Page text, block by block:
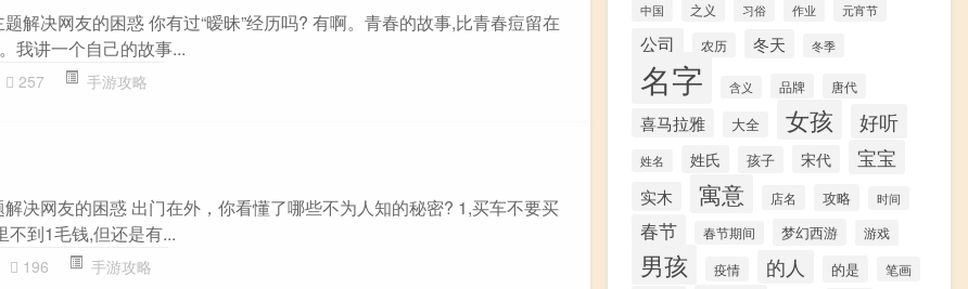
题解决网友的困惑 你有过“暧昧”经历吗? 有啊。青春的故事,比青春痘留在
我讲一个自己的故事...
257 手游攻略
解决网友的困惑 出门在外，你看懂了哪些不为人知的秘密? 1,买车不要买
不到1毛钱,但还是有...
196 手游攻略
中国 之义 习俗 作业 元宵节
公司 农历 冬天 冬季
名字 含义 品牌 唐代
喜马拉雅 大全 女孩 好听
姓名 姓氏 孩子 宋代 宝宝
实木 寓意 店名 攻略 时间
春节 春节期间 梦幻西游 游戏
男孩 疫情 的人 的是 笔画